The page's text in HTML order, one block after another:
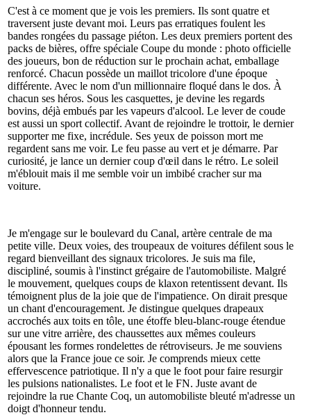
C'est à ce moment que je vois les premiers. Ils sont quatre et
traversent juste devant moi. Leurs pas erratiques foulent les
bandes rongées du passage piéton. Les deux premiers portent des
packs de bières, offre spéciale Coupe du monde : photo officielle
des joueurs, bon de réduction sur le prochain achat, emballage
renforcé. Chacun possède un maillot tricolore d'une époque
différente. Avec le nom d'un millionnaire floqué dans le dos. À
chacun ses héros. Sous les casquettes, je devine les regards
bovins, déjà embués par les vapeurs d'alcool. Le lever de coude
est aussi un sport collectif. Avant de rejoindre le trottoir, le dernier
supporter me fixe, incrédule. Ses yeux de poisson mort me
regardent sans me voir. Le feu passe au vert et je démarre. Par
curiosité, je lance un dernier coup d'œil dans le rétro. Le soleil
m'éblouit mais il me semble voir un imbibé cracher sur ma
voiture.
Je m'engage sur le boulevard du Canal, artère centrale de ma
petite ville. Deux voies, des troupeaux de voitures défilent sous le
regard bienveillant des signaux tricolores. Je suis ma file,
discipliné, soumis à l'instinct grégaire de l'automobiliste. Malgré
le mouvement, quelques coups de klaxon retentissent devant. Ils
témoignent plus de la joie que de l'impatience. On dirait presque
un chant d'encouragement. Je distingue quelques drapeaux
accrochés aux toits en tôle, une étoffe bleu-blanc-rouge étendue
sur une vitre arrière, des chaussettes aux mêmes couleurs
épousant les formes rondelettes de rétroviseurs. Je me souviens
alors que la France joue ce soir. Je comprends mieux cette
effervescence patriotique. Il n'y a que le foot pour faire resurgir
les pulsions nationalistes. Le foot et le FN. Juste avant de
rejoindre la rue Chante Coq, un automobiliste bleuté m'adresse un
doigt d'honneur tendu.